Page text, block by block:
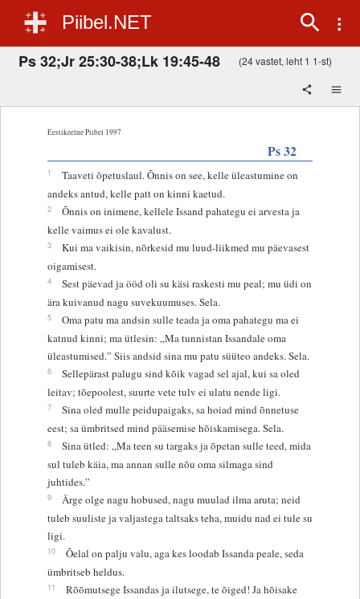
Piibel.NET
Ps 32;Jr 25:30-38;Lk 19:45-48 (24 vastet, leht 1 1-st)
Eestikeelne Piibel 1997
Ps 32
1
Taaveti õpetuslaul. Õnnis on see, kelle üleastumine on
andeks antud, kelle patt on kinni kaetud.
2
Õnnis on inimene, kellele Issand pahategu ei arvesta ja
kelle vaimus ei ole kavalust.
3
Kui ma vaikisin, nõrkesid mu luud-liikmed mu päevasest
oigamisest.
4
Sest päevad ja ööd oli su käsi raskesti mu peal; mu üdi on
ära kuivanud nagu suvekuumuses. Sela.
5
Oma patu ma andsin sulle teada ja oma pahategu ma ei
katnud kinni; ma ütlesin: „Ma tunnistan Issandale oma
üleastumised.” Siis andsid sina mu patu süüteo andeks. Sela.
6
Sellepärast palugu sind kõik vagad sel ajal, kui sa oled
leitav; tõepoolest, suurte vete tulv ei ulatu nende ligi.
7
Sina oled mulle peidupaigaks, sa hoiad mind õnnetuse
eest; sa ümbritsed mind pääsemise hõiskamisega. Sela.
8
Sina ütled: „Ma teen su targaks ja õpetan sulle teed, mida
sul tuleb käia, ma annan sulle nõu oma silmaga sind
juhtides.”
9
Ärge olge nagu hobused, nagu muulad ilma aruta; neid
tuleb suuliste ja valjastega taltsaks teha, muidu nad ei tule su
ligi.
10
Õelal on palju valu, aga kes loodab Issanda peale, seda
ümbritseb heldus.
11
Rõõmutsege Issandas ja ilutsege, te õiged! Ja hõisake